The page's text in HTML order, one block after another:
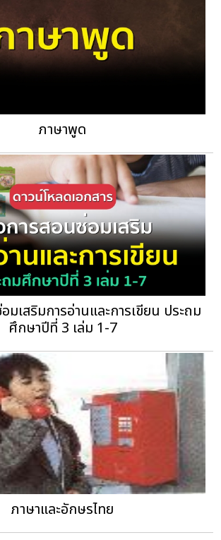
ภาษาพูด
มเสริมการอ่านและการเขียน ประถม
ศึกษาปีที่ 3 เล่ม 1-7
ภาษาและอักษรไทย